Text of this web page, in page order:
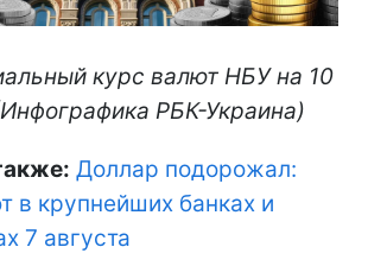
курс валют НБУ на 10
РБК-Украина)
Доллар подорожал:
в крупнейших банках и
7 августа